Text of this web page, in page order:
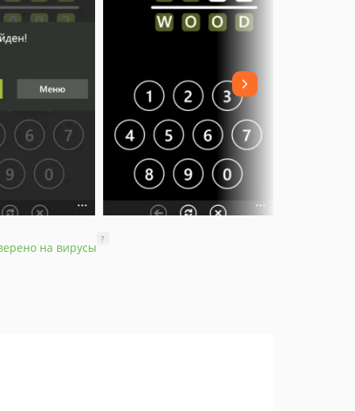
на вирусы
?